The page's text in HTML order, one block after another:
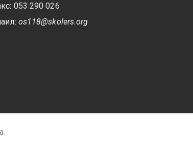
053 290 026
os118@skolers.org